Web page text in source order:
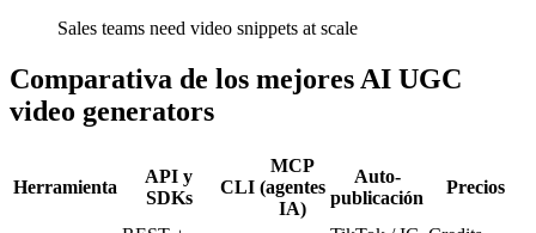
Sales teams need video snippets at scale
Comparativa de los mejores AI UGC
video generators
Herramienta
API y
SDKs
CLI
MCP
(agentes
IA)
Auto-
publicación
Precios